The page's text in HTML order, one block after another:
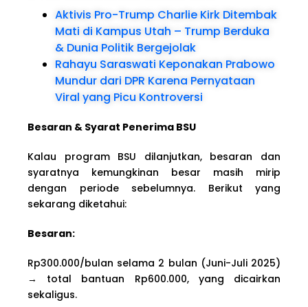
Aktivis Pro-Trump Charlie Kirk Ditembak
Mati di Kampus Utah – Trump Berduka
& Dunia Politik Bergejolak
Rahayu Saraswati Keponakan Prabowo
Mundur dari DPR Karena Pernyataan
Viral yang Picu Kontroversi
Besaran & Syarat Penerima BSU
Kalau program BSU dilanjutkan, besaran dan
syaratnya kemungkinan besar masih mirip
dengan periode sebelumnya. Berikut yang
sekarang diketahui:
Besaran:
Rp300.000/bulan selama 2 bulan (Juni-Juli 2025)
→ total bantuan Rp600.000, yang dicairkan
sekaligus.